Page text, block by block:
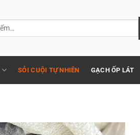
SỎI CUỘI TỰ NHIÊN GẠCH ỐP LÁT